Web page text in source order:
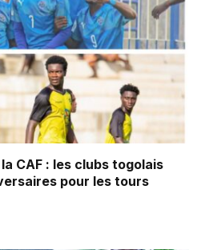
CAF : les clubs togolais
pour les tours